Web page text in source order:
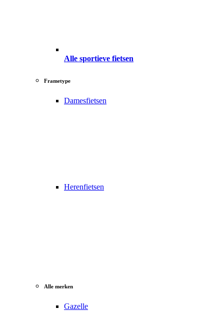
Alle sportieve fietsen
Frametype
Damesfietsen
Herenfietsen
Alle merken
Gazelle